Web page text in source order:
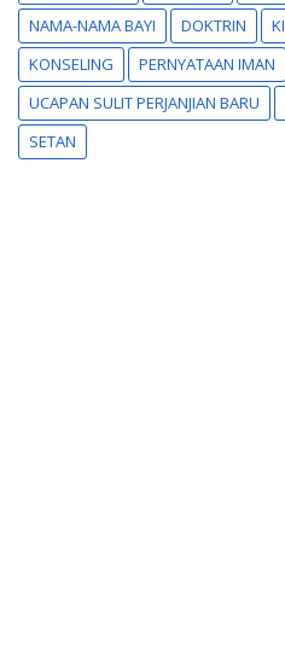
NAMA-NAMA BAYI
DOKTRIN
KONSELING
PERNYATAAN IMAN
UCAPAN SULIT PERJANJIAN BARU
SETAN